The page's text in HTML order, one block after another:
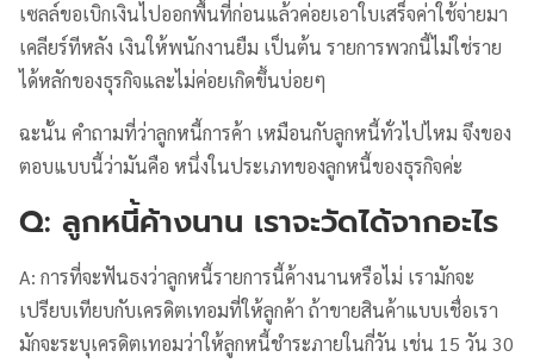
เซลล์ขอเบิกเงินไปออกพื้นที่ก่อนแล้วค่อยเอาใบเสร็จค่าใช้จ่ายมา
เคลียร์ทีหลัง เงินให้พนักงานยืม เป็นต้น รายการพวกนี้ไม่ใช่ราย
ได้หลักของธุรกิจและไม่ค่อยเกิดขึ้นบ่อยๆ
ฉะนั้น คำถามที่ว่าลูกหนี้การค้า เหมือนกับลูกหนี้ทั่วไปไหม จึงของ
ตอบแบบนี้ว่ามันคือ หนึ่งในประเภทของลูกหนี้ของธุรกิจค่ะ
Q: ลูกหนี้ค้างนาน เราจะวัดได้จากอะไร
A: การที่จะฟันธงว่าลูกหนี้รายการนี้ค้างนานหรือไม่ เรามักจะ
เปรียบเทียบกับเครดิตเทอมที่ให้ลูกค้า ถ้าขายสินค้าแบบเชื่อเรา
มักจะระบุเครดิตเทอมว่าให้ลูกหนี้ชำระภายในกี่วัน เช่น 15 วัน 30